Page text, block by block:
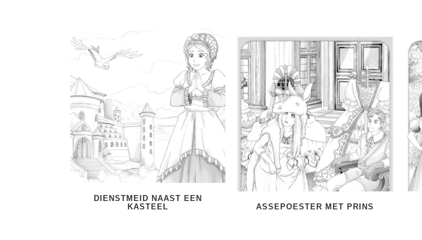
DIENSTMEID NAAST EEN
KASTEEL
ASSEPOESTER MET PRINS